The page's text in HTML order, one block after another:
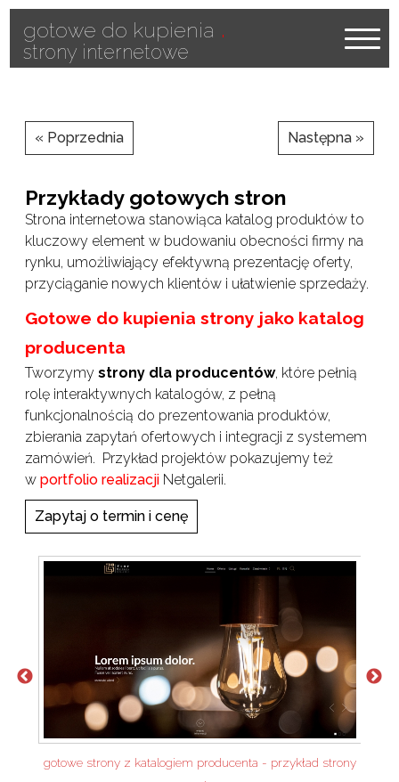
gotowe do kupienia .
strony internetowe
« Poprzednia Następna »
Przykłady gotowych stron
Strona internetowa stanowiąca katalog produktów to
kluczowy element w budowaniu obecności firmy na
rynku, umożliwiający efektywną prezentację oferty,
przyciąganie nowych klientów i ułatwienie sprzedaży.
Gotowe do kupienia strony jako katalog
producenta
Tworzymy strony dla producentów, które pełnią
rolę interaktywnych katalogów, z pełną
funkcjonalnością do prezentowania produktów,
zbierania zapytań ofertowych i integracji z systemem
zamówień. Przykład projektów pokazujemy też
w portfolio realizacjiNetgalerii.
Zapytaj o termin i cenę
gotowe strony z katalogiem producenta - przykład strony